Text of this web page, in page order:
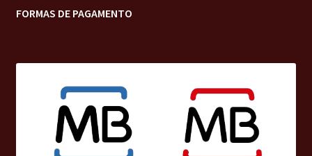
FORMAS DE PAGAMENTO